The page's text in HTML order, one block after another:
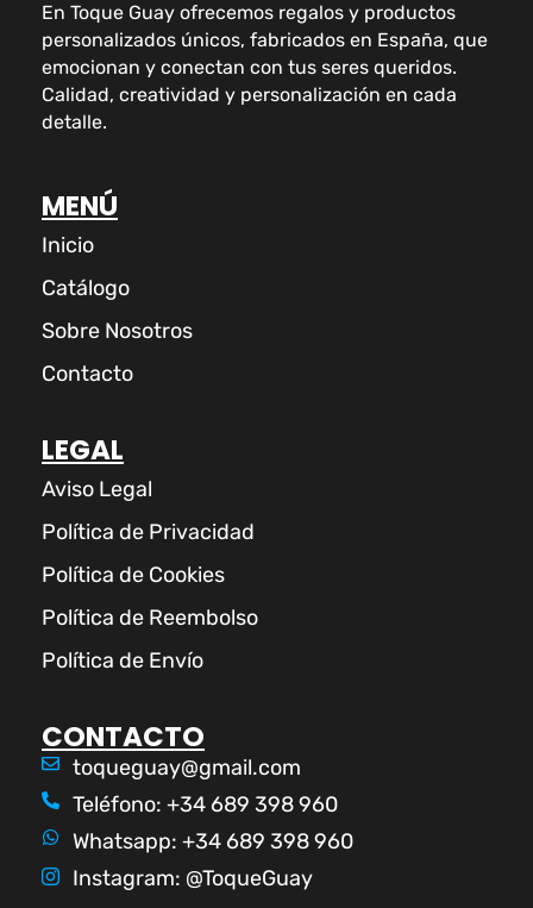
En Toque Guay ofrecemos regalos y productos
personalizados únicos, fabricados en España, que
emocionan y conectan con tus seres queridos.
Calidad, creatividad y personalización en cada
detalle.
MENÚ
Inicio
Catálogo
Sobre Nosotros
Contacto
LEGAL
Aviso Legal
Política de Privacidad
Política de Cookies
Política de Reembolso
Política de Envío
CONTACTO
toqueguay@gmail.com
Teléfono: +34 689 398 960
Whatsapp: +34 689 398 960
Instagram: @ToqueGuay